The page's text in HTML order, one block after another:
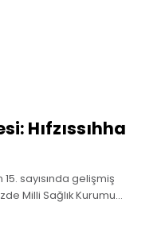
Hıfzıssıhha
sayısında gelişmiş
Milli Sağlık Kurumu